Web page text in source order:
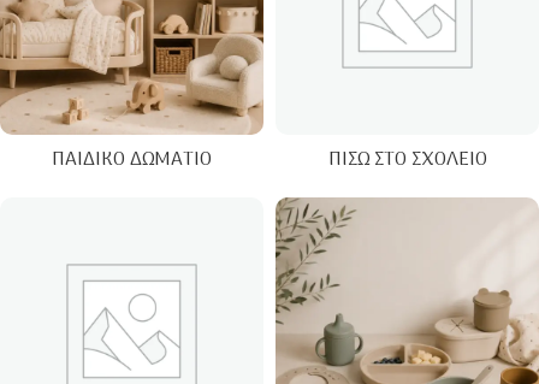
ΠΑΙΔΙΚΌ ΔΩΜΆΤΙΟ ΠΊΣΩ ΣΤΟ ΣΧΟΛΕΊΟ